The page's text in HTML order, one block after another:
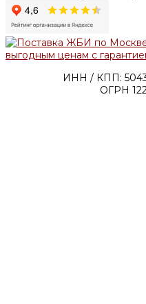
ИНН / КПП:
ОГРН